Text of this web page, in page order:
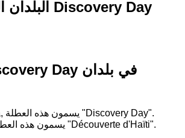
البلدان التي تحتفل بـ Discovery Day
في Canada, يسمون هذه العطلة "Discovery Day".
في Haiti, يسمون هذه العطلة "Découverte d'Haïti".